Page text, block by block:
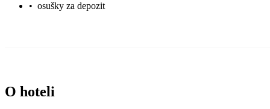
• osušky za depozit
O hoteli